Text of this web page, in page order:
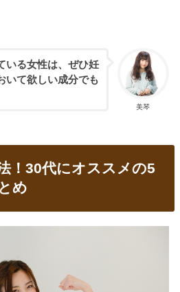
美琴
いる女性は、ぜひ妊
いて欲しい成分でも
！30代にオススメの5
め